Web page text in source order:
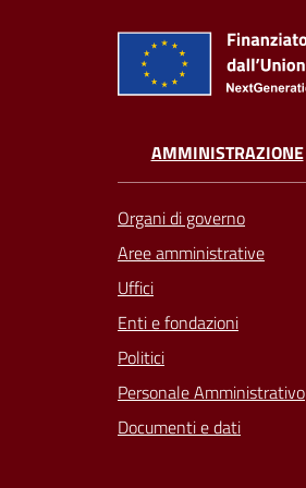
AMMINISTRAZIONE
Organi di governo
Aree amministrative
Uffici
Enti e fondazioni
Politici
Personale Amministrativo
Documenti e dati